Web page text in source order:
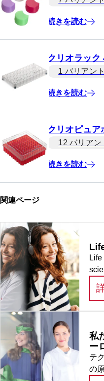
続きを読む
クリオラック
1 バリアント
続きを読む
クリオピュア
12 バリアン
続きを読む
関連ページ
私
ー
テ
の